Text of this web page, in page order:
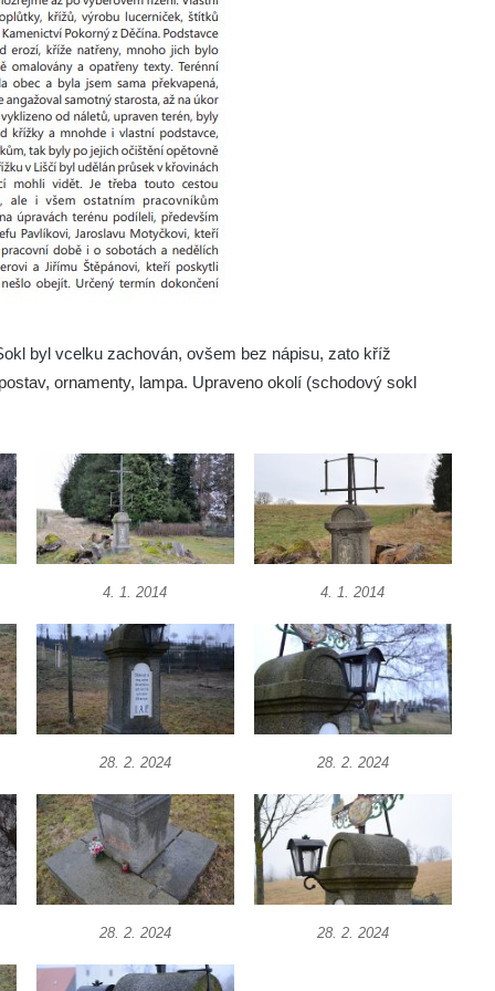
byl vcelku zachován, ovšem bez nápisu, zato kříž
ornamenty, lampa. Upraveno okolí (schodový sokl
4. 1. 2014 4. 1. 2014
28. 2. 2024 28. 2. 2024
28. 2. 2024 28. 2. 2024